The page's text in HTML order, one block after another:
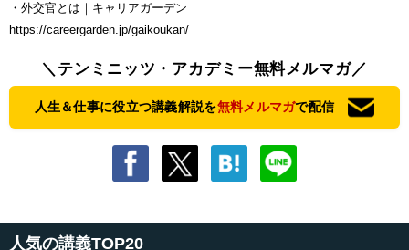
・外交官とは｜キャリアガーデン
https://careergarden.jp/gaikoukan/
＼テンミニッツ・アカデミー無料メルマガ／
人生＆仕事に役立つ講義解説を無料メルマガで配信
人気の講義TOP20